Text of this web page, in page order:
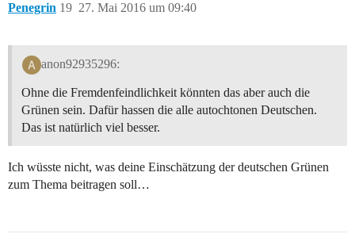
Penegrin 27. Mai 2016 um 09:40
19
anon92935296:
Ohne die Fremdenfeindlichkeit könnten das aber auch die
Grünen sein. Dafür hassen die alle autochtonen Deutschen.
Das ist natürlich viel besser.
Ich wüsste nicht, was deine Einschätzung der deutschen Grünen
zum Thema beitragen soll…